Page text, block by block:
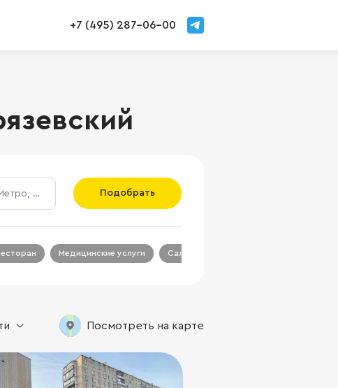
+7 (495) 287-06-00
Подобрать
Медицинские услуги Салон красоты
Посмотреть на карте